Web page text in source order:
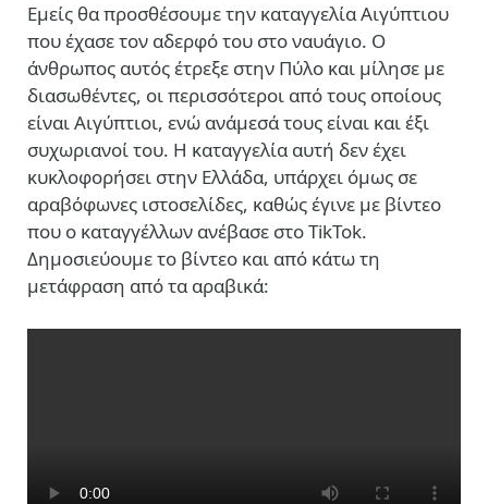
Εμείς θα προσθέσουμε την καταγγελία Αιγύπτιου
που έχασε τον αδερφό του στο ναυάγιο. Ο
άνθρωπος αυτός έτρεξε στην Πύλο και μίλησε με
διασωθέντες, οι περισσότεροι από τους οποίους
είναι Αιγύπτιοι, ενώ ανάμεσά τους είναι και έξι
συχωριανοί του. Η καταγγελία αυτή δεν έχει
κυκλοφορήσει στην Ελλάδα, υπάρχει όμως σε
αραβόφωνες ιστοσελίδες, καθώς έγινε με βίντεο
που ο καταγγέλλων ανέβασε στο TikTok.
Δημοσιεύουμε το βίντεο και από κάτω τη
μετάφραση από τα αραβικά: